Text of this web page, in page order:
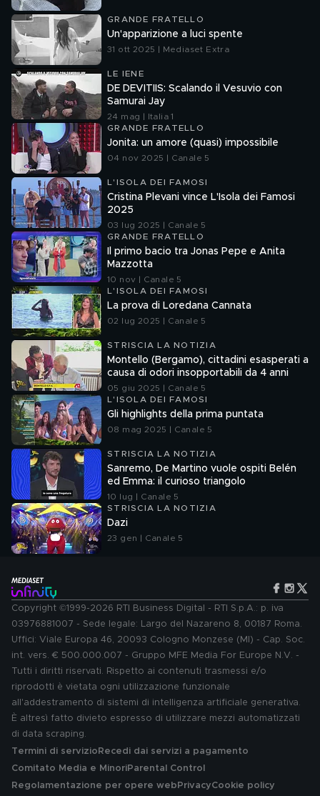
GRANDE FRATELLO
Un'apparizione a luci spente
31 ott 2025 | Mediaset Extra
LE IENE
DE DEVITIIS: Scalando il Vesuvio con
Samurai Jay
24 mag | Italia 1
GRANDE FRATELLO
Jonita: un amore (quasi) impossibile
04 nov 2025 | Canale 5
L'ISOLA DEI FAMOSI
Cristina Plevani vince L'Isola dei Famosi
2025
03 lug 2025 | Canale 5
GRANDE FRATELLO
Il primo bacio tra Jonas Pepe e Anita
Mazzotta
10 nov | Canale 5
L'ISOLA DEI FAMOSI
La prova di Loredana Cannata
02 lug 2025 | Canale 5
STRISCIA LA NOTIZIA
Montello (Bergamo), cittadini esasperati a
causa di odori insopportabili da 4 anni
05 giu 2025 | Canale 5
L'ISOLA DEI FAMOSI
Gli highlights della prima puntata
08 mag 2025 | Canale 5
STRISCIA LA NOTIZIA
Sanremo, De Martino vuole ospiti Belén
ed Emma: il curioso triangolo
10 lug | Canale 5
STRISCIA LA NOTIZIA
Dazi
23 gen | Canale 5
Copyright ©1999-2026 RTI Business Digital - RTI S.p.A.: p. iva
03976881007 - Sede legale: Largo del Nazareno 8, 00187 Roma.
Uffici: Viale Europa 46, 20093 Cologno Monzese (MI) - Cap. Soc.
int. vers. € 500.000.007 - Gruppo MFE Media For Europe N.V. -
Tutti i diritti riservati. Rispetto ai contenuti trasmessi e/o
riprodotti è vietata ogni utilizzazione funzionale
all'addestramento di sistemi di intelligenza artificiale generativa.
È altresì fatto divieto espresso di utilizzare mezzi automatizzati
di data scraping.
Termini di servizio Recedi dai servizi a pagamento
Comitato Media e MinoriParental Control
Regolamentazione per opere web PrivacyCookie policy